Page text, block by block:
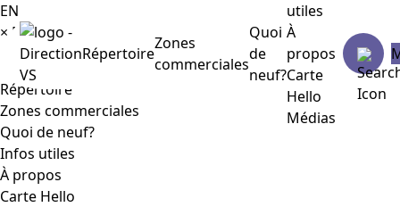
Répertoire
Zones
commerciales
Quoi
de
neuf?
utiles
À
propos
Carte
Hello
Médias
EN
× Menu
Répertoire
Zones commerciales
Quoi de neuf?
Infos utiles
À propos
Carte Hello